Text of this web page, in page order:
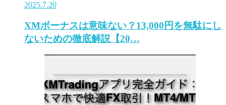
2025.7.20
XMボーナスは意味ない？13,000円を無駄にし
ないための徹底解説【20…